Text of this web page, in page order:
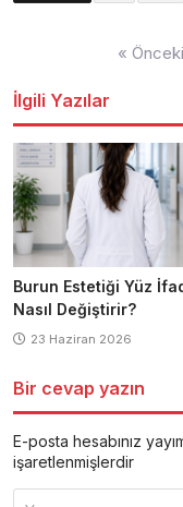
« Önceki
İlgili Yazılar
Burun Estetiği Yüz
Nasıl Değiştirir?
23 Haziran 2026
Bir cevap yazın
E-posta hesabınız
işaretlenmişlerdir